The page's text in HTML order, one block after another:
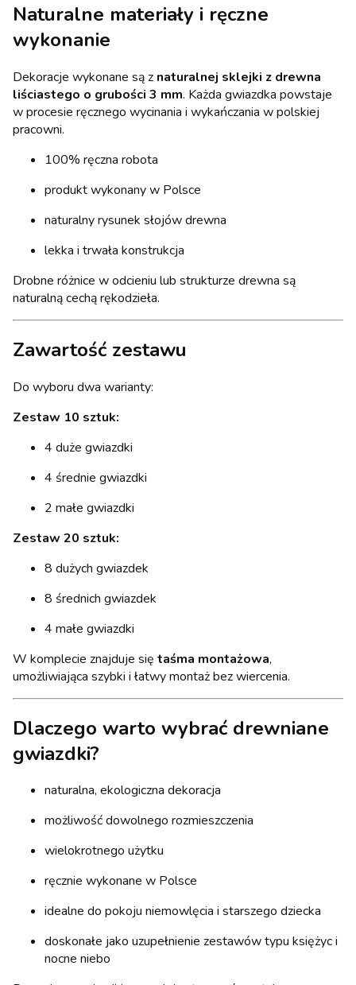
Naturalne materiały i ręczne
wykonanie
Dekoracje wykonane są z naturalnej sklejki z drewna
liściastego o grubości 3 mm. Każda gwiazdka powstaje
w procesie ręcznego wycinania i wykańczania w polskiej
pracowni.
100% ręczna robota
produkt wykonany w Polsce
naturalny rysunek słojów drewna
lekka i trwała konstrukcja
Drobne różnice w odcieniu lub strukturze drewna są
naturalną cechą rękodzieła.
Zawartość zestawu
Do wyboru dwa warianty:
Zestaw 10 sztuk:
4 duże gwiazdki
4 średnie gwiazdki
2 małe gwiazdki
Zestaw 20 sztuk:
8 dużych gwiazdek
8 średnich gwiazdek
4 małe gwiazdki
W komplecie znajduje się taśma montażowa,
umożliwiająca szybki i łatwy montaż bez wiercenia.
Dlaczego warto wybrać drewniane
gwiazdki?
naturalna, ekologiczna dekoracja
możliwość dowolnego rozmieszczenia
wielokrotnego użytku
ręcznie wykonane w Polsce
idealne do pokoju niemowlęcia i starszego dziecka
doskonałe jako uzupełnienie zestawów typu księżyc i
nocne niebo